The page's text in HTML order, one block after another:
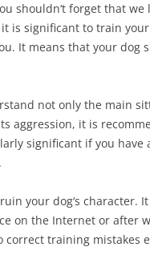
shouldn‘t forget that
is significant to train
It means that your dog
not only the main
aggression, it is
significant if you
your dog‘s character.
on the Internet or after
training mistakes